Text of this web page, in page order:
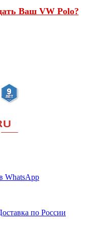
Ваш VW Polo?
WhatsApp
по России